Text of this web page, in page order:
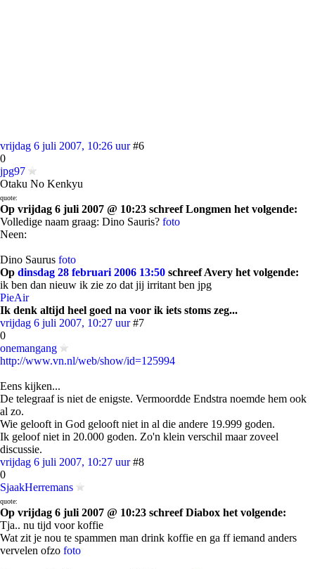
vrijdag 6 juli 2007, 10:26 uur #6
0
jpg97
Otaku No Kenkyu
quote:
Op vrijdag 6 juli 2007 @ 10:23 schreef Longmen het volgende:
Volledige naam graag: Dino Sauris? foto
Neen:
Dino Saurus foto
Op dinsdag 28 februari 2006 13:50 schreef Avery het volgende:
ik ben dan nieuw ik zie zo dat jij irritant ben jpg
PieAir
Ik denk altijd heel goed na voor ik iets stoms zeg...
vrijdag 6 juli 2007, 10:27 uur #7
0
onemangang
http://www.vn.nl/web/show/id=125994
Eens kijken...
De telegraaf is niet de enigste. Vermoordde Endstra noemde hem ook
al zo.
Wie gelooft in God gelooft niet in al die andere 19.999 goden.
Ik geloof niet in 20.000 goden. Zo'n klein verschil maar zoveel
discussie.
vrijdag 6 juli 2007, 10:27 uur #8
0
SjaakHerremans
quote:
Op vrijdag 6 juli 2007 @ 10:23 schreef Diabox het volgende:
Tja.. nu tijd voor koffie
Wat zit je nou te spammen man drink koffie en ga ff iemand anders
vervelen ofzo foto